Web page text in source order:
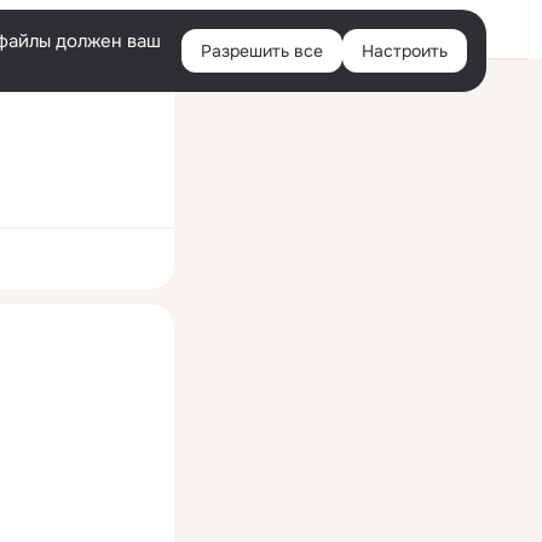
Войти
должен ваш
Разрешить все Настроить